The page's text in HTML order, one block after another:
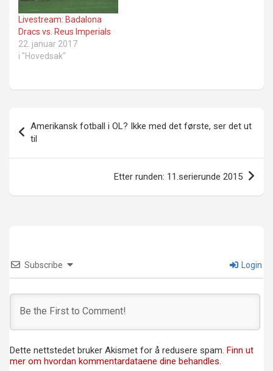
Livestream: Badalona
Dracs vs. Reus Imperials
22. januar 2017
i "Hovedsak"
Amerikansk fotball i OL? Ikke med det første, ser det ut
til
Etter runden: 11.serierunde 2015
Subscribe Login
Dette nettstedet bruker Akismet for å redusere spam. Finn ut
mer om hvordan kommentardataene dine behandles.